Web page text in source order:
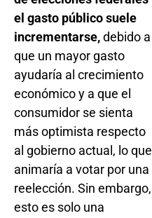
el gasto público suele
incrementarse,debido a
que un mayor gasto
ayudaría al crecimiento
económico y a que el
consumidor se sienta
más optimista respecto
al gobierno actual, lo que
animaría a votar por una
reelección. Sin embargo,
esto es solo una